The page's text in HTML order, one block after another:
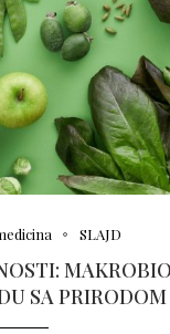
SLAJD
SA PRIRODOM